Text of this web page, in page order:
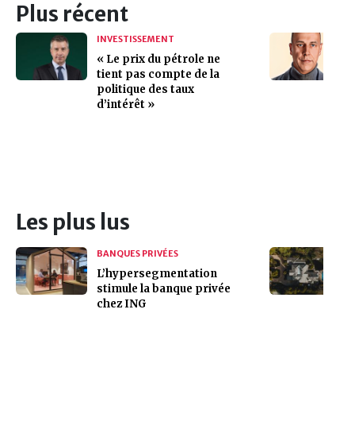
Plus récent
INVESTISSEMENT
« Le prix du pétrole ne
tient pas compte de la
politique des taux
d’intérêt »
Les plus lus
BANQUES PRIVÉES
L’hypersegmentation
stimule la banque privée
chez ING